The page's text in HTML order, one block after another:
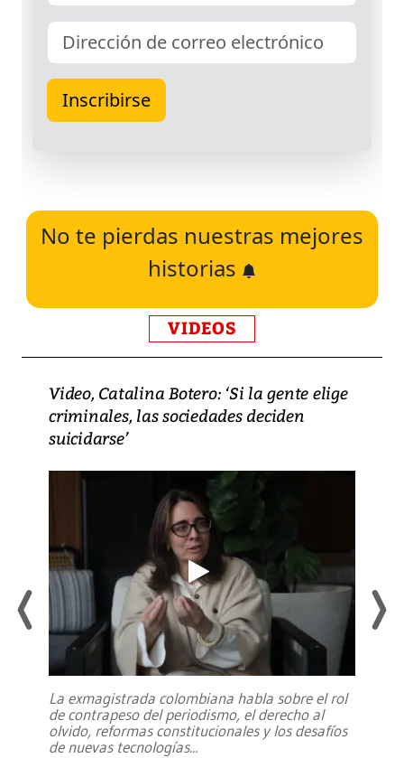
No te pierdas nuestras mejores
historias
VIDEOS
Video, Catalina Botero: ‘Si la gente elige
criminales, las sociedades deciden
suicidarse’
La exmagistrada colombiana habla sobre el rol
de contrapeso del periodismo, el derecho al
olvido, reformas constitucionales y los desafíos
de nuevas tecnologías...